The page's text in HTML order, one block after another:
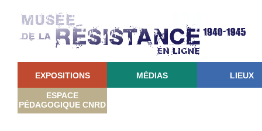
EXPOSITIONS MÉDIAS LIEUX
ESPACE
PÉDAGOGIQUE CNRD